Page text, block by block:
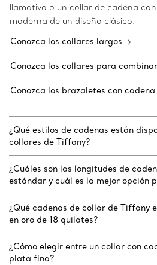
llamativo o un collar de cadena
moderna de un diseño clásico.
Conozca los collares largos
Conozca los collares para combinar
Conozca los brazaletes con cadena
¿Qué estilos de cadenas están
collares de Tiffany?
¿Cuáles son las longitudes de
estándar y cuál es la mejor opción
¿Qué cadenas de collar de Tiffany
en oro de 18 quilates?
¿Cómo elegir entre un collar con
plata fina?